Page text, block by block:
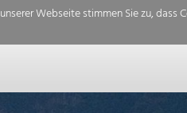
Webseite stimmen Sie zu, dass